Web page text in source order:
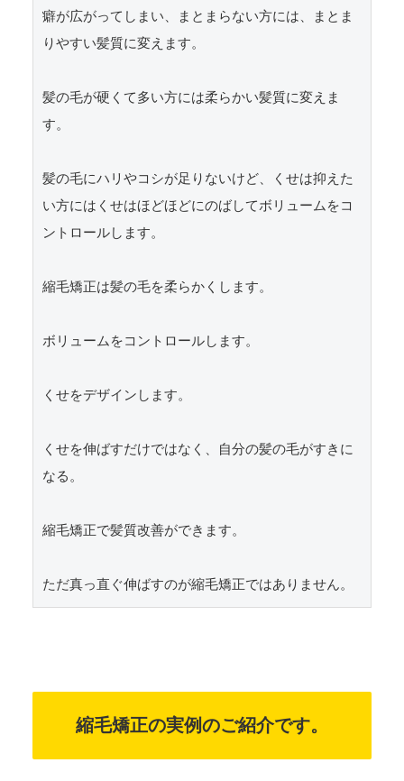
癖が広がってしまい、まとまらない方には、まとま
りやすい髪質に変えます。
髪の毛が硬くて多い方には柔らかい髪質に変えま
す。
髪の毛にハリやコシが足りないけど、くせは抑えた
い方にはくせはほどほどにのばしてボリュームをコ
ントロールします。
縮毛矯正は髪の毛を柔らかくします。
ボリュームをコントロールします。
くせをデザインします。
くせを伸ばすだけではなく、自分の髪の毛がすきに
なる。
縮毛矯正で髪質改善ができます。
ただ真っ直ぐ伸ばすのが縮毛矯正ではありません。
縮毛矯正の実例のご紹介です。